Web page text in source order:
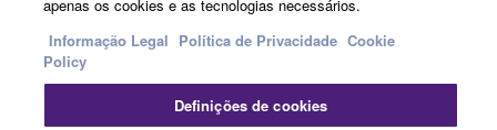
apenas os cookies e as tecnologias necessários.
Informação Legal Política de Privacidade Cookie
Policy
Definições de cookies